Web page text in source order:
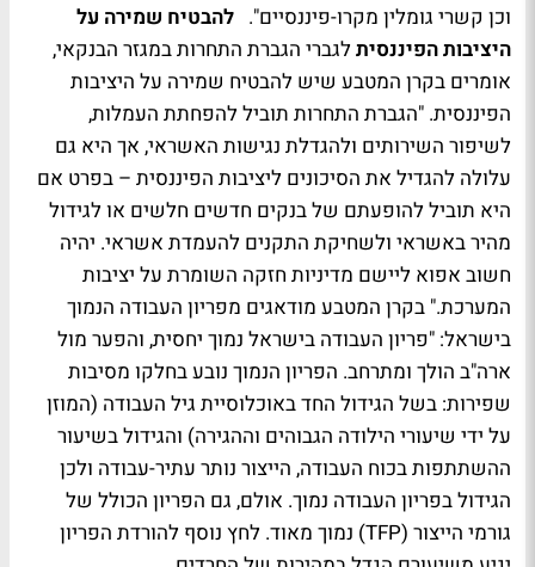
וכן קשרי גומלין מקרו-פיננסיים". להבטיח שמירה על
היציבות הפיננסיתלגברי הגברת התחרות במגזר הבנקאי,
אומרים בקרן המטבע שיש להבטיח שמירה על היציבות
הפיננסית. "הגברת התחרות תוביל להפחתת העמלות,
לשיפור השירותים ולהגדלת נגישות האשראי, אך היא גם
עלולה להגדיל את הסיכונים ליציבות הפיננסית – בפרט אם
היא תוביל להופעתם של בנקים חדשים חלשים או לגידול
מהיר באשראי ולשחיקת התקנים להעמדת אשראי. יהיה
חשוב אפוא ליישם מדיניות חזקה השומרת על יציבות
המערכת." בקרן המטבע מודאגים מפריון העבודה הנמוך
בישראל: "פריון העבודה בישראל נמוך יחסית, והפער מול
ארה"ב הולך ומתרחב. הפריון הנמוך נובע בחלקו מסיבות
שפירות: בשל הגידול החד באוכלוסיית גיל העבודה (המוזן
על ידי שיעורי הילודה הגבוהים וההגירה) והגידול בשיעור
ההשתתפות בכוח העבודה, הייצור נותר עתיר-עבודה ולכן
הגידול בפריון העבודה נמוך. אולם, גם הפריון הכולל של
גורמי הייצור (TFP) נמוך מאוד. לחץ נוסף להורדת הפריון